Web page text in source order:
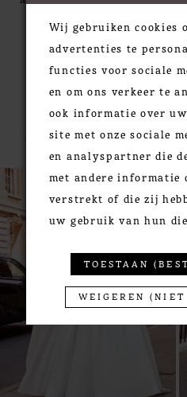
with the detachable bishop
and romantic. Shown in
RELATED
Related
Products
Carousel
Skip
to
end
PAUSE AUTOPLAY
PREVIOUS SLIDE
NEXT SLIDE
0
1
2
3
4
7
9
Wij gebruiken cookies
advertenties te
functies voor sociale
en om ons verkeer te
ook informatie over
site met onze sociale
en analyspartner die
met andere informatie
verstrekt of die zij
uw gebruik van hun
TOESTAAN
WEIGEREN